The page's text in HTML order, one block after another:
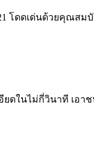
โดดเด่นด้วยคุ
ยดในไม่กี่วินาที เอ